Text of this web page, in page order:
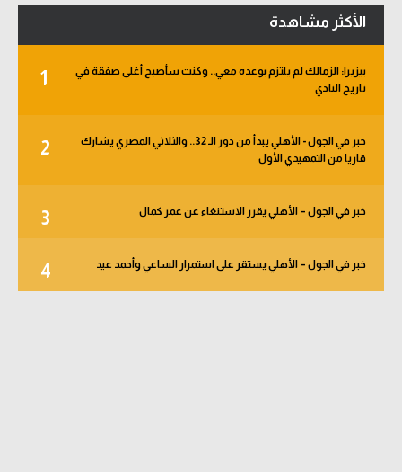
الأكثر مشاهدة
1
بيزيرا: الزمالك لم يلتزم بوعده معي.. وكنت سأصبح أغلى صفقة في
تاريخ النادي
2
خبر في الجول - الأهلي يبدأ من دور الـ 32.. والثلاثي المصري يشارك
قاريا من التمهيدي الأول
3 خبر في الجول – الأهلي يقرر الاستنغاء عن عمر كمال
4 خبر في الجول – الأهلي يستقر على استمرار الساعي وأحمد عيد